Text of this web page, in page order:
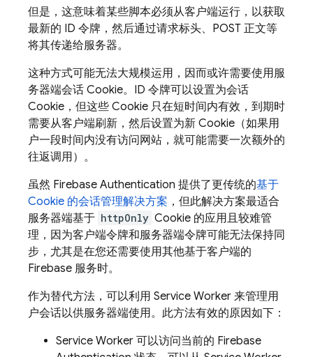
但是，这意味着某些脚本必须从客户端运行，以获取
最新的 ID 令牌，然后通过请求标头、POST 正文等
将其传递给服务器。
这种方式可能无法大规模运用，因而或许需要使用服
务器端会话 Cookie。ID 令牌可以设置为会话
Cookie，但这些 Cookie 只在短时间内有效，到期时
需要从客户端刷新，然后设置为新 Cookie（如果用
户一段时间内没有访问网站，就可能需要一次额外的
往返调用）。
虽然 Firebase Authentication 提供了更传统的基于
Cookie 的会话管理解决方案 ，但此解决方案最适合
服务器端基于 httpOnly Cookie 的应用且较难管
理，因为客户端令牌和服务器端令牌可能无法保持同
步，尤其是在您还需要使用其他基于客户端的
Firebase 服务时。
作为替代方法，可以利用 Service Worker 来管理用
户会话以供服务器端使用。此方法有效的原因如下：
Service Worker 可以访问当前的 Firebase